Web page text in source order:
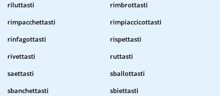
riluttasti
rimbrottasti
rimpacchettasti
rimpiaccicottasti
rinfagottasti
rispettasti
rivettasti
ruttasti
saettasti
sballottasti
sbanchettasti
sbiettasti